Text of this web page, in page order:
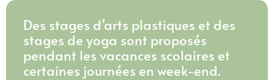
Des stages d’arts plastiques et des
stages de yoga sont proposés
pendant les vacances scolaires et
certaines journées en week-end.